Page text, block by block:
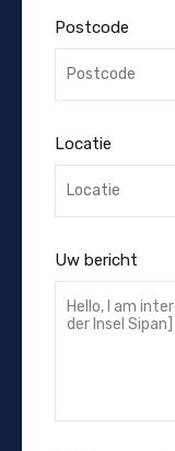
Postcode
Locatie
Uw bericht